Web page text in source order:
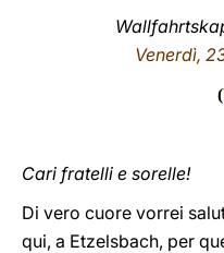
Venerdì,
(
Cari fratelli e sorelle!
Di vero cuore vorrei
qui, a Etzelsbach, per